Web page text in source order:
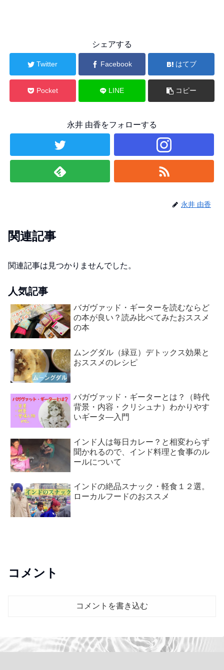
シェアする
Twitter Facebook はてブ
Pocket LINE コピー
永井 由香をフォローする
永井 由香
関連記事
関連記事は見つかりませんでした。
人気記事
バガヴァッド・ギーターを読むならど
の本が良い？読み比べてみたおススメ
の本
ムングダル（緑豆）デトックス効果と
おススメのレシピ
バガヴァッド・ギーターとは？（時代
背景・内容・クリシュナ）わかりやす
いギータ―入門
インド人は毎日カレー？と相変わらず
聞かれるので、インド料理と食事のル
ールについて
インドの絶品スナック・軽食１２選。
ローカルフードのおススメ
コメント
コメントを書き込む